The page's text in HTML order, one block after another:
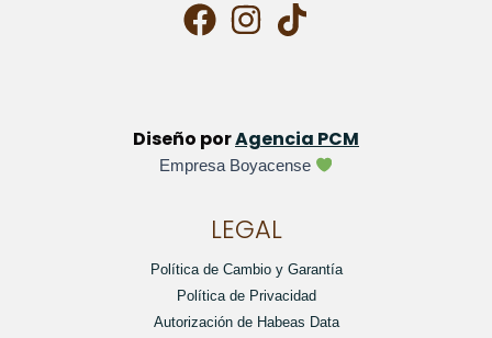
Diseño porAgencia PCM
Empresa Boyacense
LEGAL
Política de Cambio y Garantía
Política de Privacidad
Autorización de Habeas Data